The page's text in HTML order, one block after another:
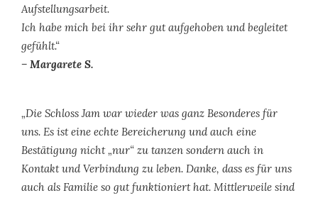
Aufstellungsarbeit.
Ich habe mich bei ihr sehr gut aufgehoben und begleitet
gefühlt.“
– Margarete S.
„Die Schloss Jam war wieder was ganz Besonderes für
uns. Es ist eine echte Bereicherung und auch eine
Bestätigung nicht „nur“ zu tanzen sondern auch in
Kontakt und Verbindung zu leben. Danke, dass es für uns
auch als Familie so gut funktioniert hat. Mittlerweile sind